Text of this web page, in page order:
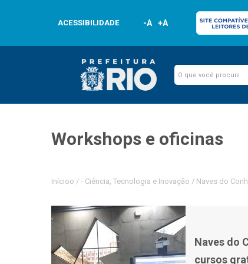
ACESSIBILIDADE -A +A
Workshops e oficinas
Inícioo / - Ciência, Tecnologia e Inovação / Naves do
Naves do
cursos